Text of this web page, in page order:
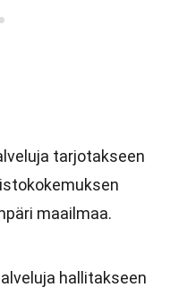
tarjotakseen
maailmaa.
hallitakseen